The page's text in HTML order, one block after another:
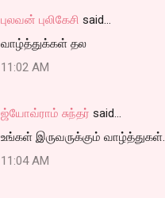
புலவன் புலிகேசி said…
வாழ்த்துக்கள் தல
11:02 AM
ஜ்யோவ்ராம் சுந்தர் said…
உங்கள் இருவருக்கும் வாழ்த்துகள்.
11:04 AM